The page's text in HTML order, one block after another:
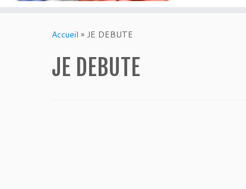
Accueil » JE DEBUTE
JE DEBUTE